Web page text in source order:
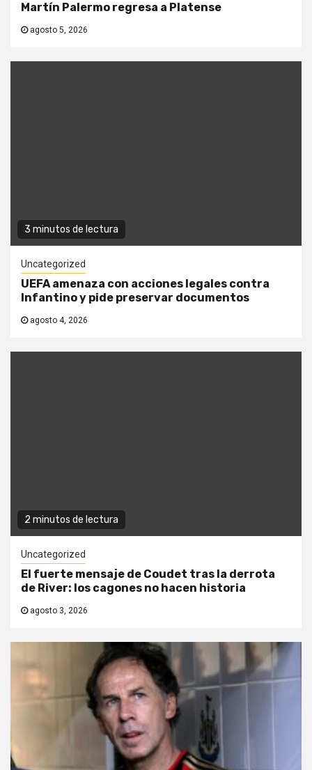
Martín Palermo regresa a Platense
agosto 5, 2026
3 minutos de lectura
Uncategorized
UEFA amenaza con acciones legales contra
Infantino y pide preservar documentos
agosto 4, 2026
2 minutos de lectura
Uncategorized
El fuerte mensaje de Coudet tras la derrota
de River: los cagones no hacen historia
agosto 3, 2026